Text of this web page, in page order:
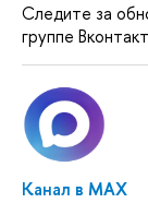
Следите за
группе
Канал в MAX